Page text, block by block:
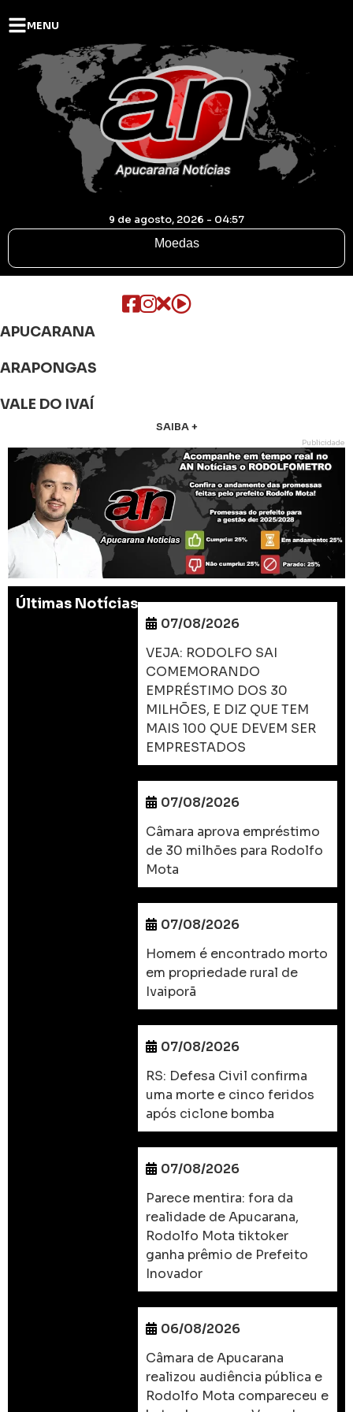
MENU
9 de agosto, 2026 - 04:57
Moedas
APUCARANA
ARAPONGAS
VALE DO IVAÍ
SAIBA +
Publicidade
Últimas Notícias
07/08/2026
VEJA: RODOLFO SAI
COMEMORANDO
EMPRÉSTIMO DOS 30
MILHÕES, E DIZ QUE TEM
MAIS 100 QUE DEVEM SER
EMPRESTADOS
07/08/2026
Câmara aprova empréstimo
de 30 milhões para Rodolfo
Mota
07/08/2026
Homem é encontrado morto
em propriedade rural de
Ivaiporã
07/08/2026
RS: Defesa Civil confirma
uma morte e cinco feridos
após ciclone bomba
07/08/2026
Parece mentira: fora da
realidade de Apucarana,
Rodolfo Mota tiktoker
ganha prêmio de Prefeito
Inovador
06/08/2026
Câmara de Apucarana
realizou audiência pública e
Rodolfo Mota compareceu e